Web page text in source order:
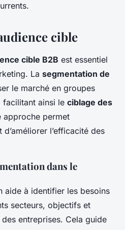
cible
cible B2B est essentiel
La segmentation de
le marché en groupes
facilitant ainsi le ciblage des
approche permet
l’efficacité des
dans le
aide à identifier les besoins
secteurs, objectifs et
entreprises. Cela guide